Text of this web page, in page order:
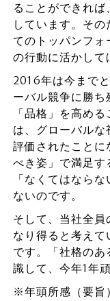
ることができれ
しています。そ
てのトッパンフォ
の行動に活かして
2016年は今まで
ーバル競争に勝ち
「品格」を高め
は、グローバル
評価されたことに
べき姿」で満足
「なくてはなら
ないのです。
そして、当社全
なり得ると考え
です。「社格の
識して、今年1年
※年頭所感（要旨）